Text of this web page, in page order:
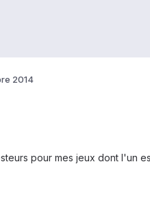
2014
pour mes jeux dont l'un